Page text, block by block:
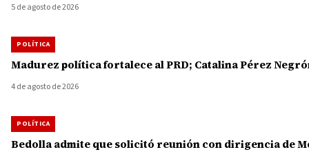
5 de agosto de 2026
POLÍTICA
Madurez política fortalece al PRD; Catalina Pérez
4 de agosto de 2026
POLÍTICA
Bedolla admite que solicitó reunión con dirigencia de